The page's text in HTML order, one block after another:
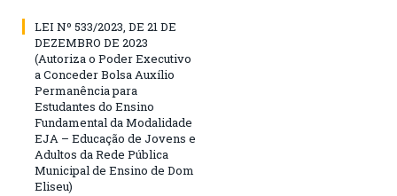
LEI Nº 533/2023, DE 21 DE
DEZEMBRO DE 2023
(Autoriza o Poder Executivo
a Conceder Bolsa Auxílio
Permanência para
Estudantes do Ensino
Fundamental da Modalidade
EJA – Educação de Jovens e
Adultos da Rede Pública
Municipal de Ensino de Dom
Eliseu)